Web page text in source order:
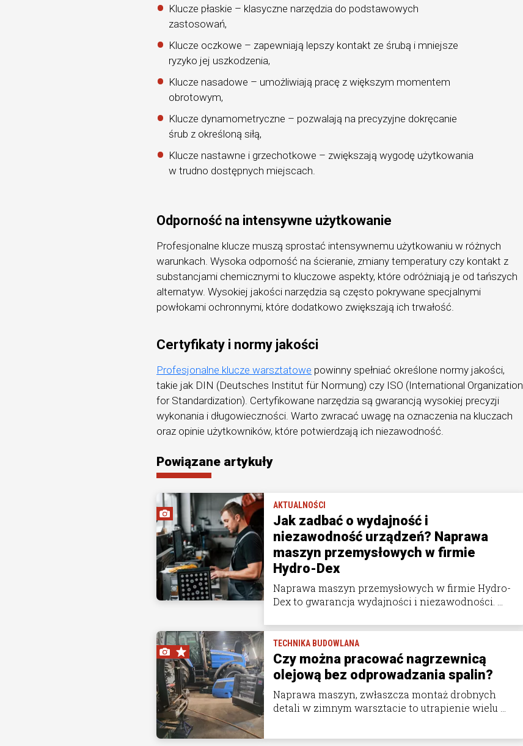
Klucze płaskie – klasyczne narzędzia do podstawowych
zastosowań,
Klucze oczkowe – zapewniają lepszy kontakt ze śrubą i mniejsze
ryzyko jej uszkodzenia,
Klucze nasadowe – umożliwiają pracę z większym momentem
obrotowym,
Klucze dynamometryczne – pozwalają na precyzyjne dokręcanie
śrub z określoną siłą,
Klucze nastawne i grzechotkowe – zwiększają wygodę użytkowania
w trudno dostępnych miejscach.
Odporność na intensywne użytkowanie
Profesjonalne klucze muszą sprostać intensywnemu użytkowaniu w różnych
warunkach. Wysoka odporność na ścieranie, zmiany temperatury czy kontakt z
substancjami chemicznymi to kluczowe aspekty, które odróżniają je od tańszych
alternatyw. Wysokiej jakości narzędzia są często pokrywane specjalnymi
powłokami ochronnymi, które dodatkowo zwiększają ich trwałość.
Certyfikaty i normy jakości
Profesjonalne klucze warsztatowe powinny spełniać określone normy jakości,
takie jak DIN (Deutsches Institut für Normung) czy ISO (International Organization
for Standardization). Certyfikowane narzędzia są gwarancją wysokiej precyzji
wykonania i długowieczności. Warto zwracać uwagę na oznaczenia na kluczach
oraz opinie użytkowników, które potwierdzają ich niezawodność.
Powiązane artykuły
AKTUALNOŚCI
Jak zadbać o wydajność i
niezawodność urządzeń? Naprawa
maszyn przemysłowych w firmie
Hydro-Dex
Naprawa maszyn przemysłowych w firmie Hydro-
Dex to gwarancja wydajności i niezawodności. ...
TECHNIKA BUDOWLANA
Czy można pracować nagrzewnicą
olejową bez odprowadzania spalin?
Naprawa maszyn, zwłaszcza montaż drobnych
detali w zimnym warsztacie to utrapienie wielu ...